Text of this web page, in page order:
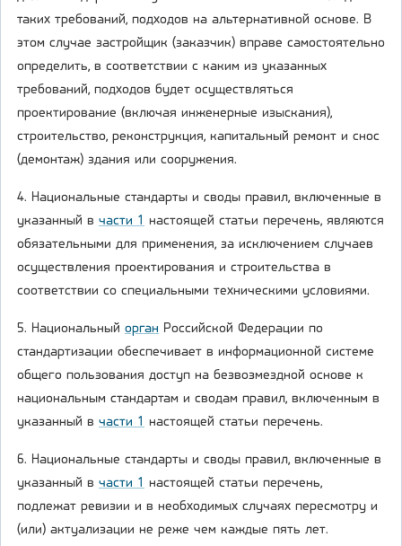
таких требований, подходов на альтернативной основе. В
этом случае застройщик (заказчик) вправе самостоятельно
определить, в соответствии с каким из указанных
требований, подходов будет осуществляться
проектирование (включая инженерные изыскания),
строительство, реконструкция, капитальный ремонт и снос
(демонтаж) здания или сооружения.
4. Национальные стандарты и своды правил, включенные в
указанный в части 1 настоящей статьи перечень, являются
обязательными для применения, за исключением случаев
осуществления проектирования и строительства в
соответствии со специальными техническими условиями.
5. Национальный орган Российской Федерации по
стандартизации обеспечивает в информационной системе
общего пользования доступ на безвозмездной основе к
национальным стандартам и сводам правил, включенным в
указанный в части 1 настоящей статьи перечень.
6. Национальные стандарты и своды правил, включенные в
указанный в части 1 настоящей статьи перечень,
подлежат ревизии и в необходимых случаях пересмотру и
(или) актуализации не реже чем каждые пять лет.